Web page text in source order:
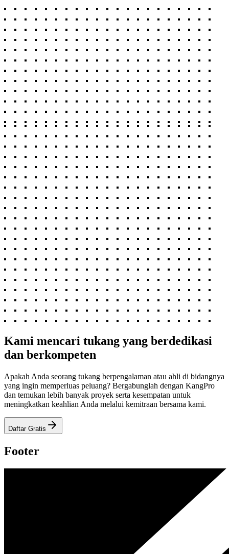
Kami mencari tukang yang berdedikasi
dan berkompeten
Apakah Anda seorang tukang berpengalaman atau ahli di bidangnya
yang ingin memperluas peluang? Bergabunglah dengan KangPro
dan temukan lebih banyak proyek serta kesempatan untuk
meningkatkan keahlian Anda melalui kemitraan bersama kami.
Daftar Gratis
Footer